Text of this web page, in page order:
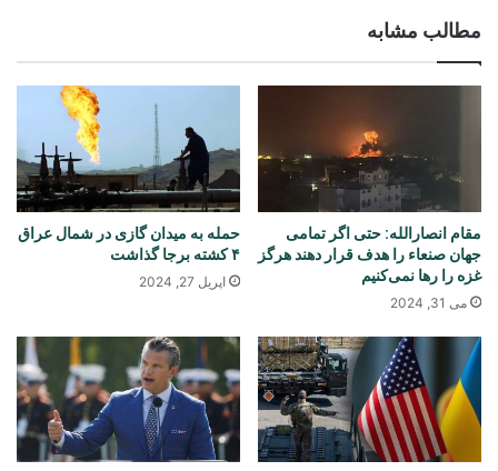
مطالب مشابه
مقام انصارالله: حتی اگر تمامی
جهان صنعاء را هدف قرار دهند هرگز
غزه را رها نمی‌کنیم
می 31, 2024
حمله به میدان گازی در شمال عراق
۴ کشته برجا گذاشت
اپریل 27, 2024